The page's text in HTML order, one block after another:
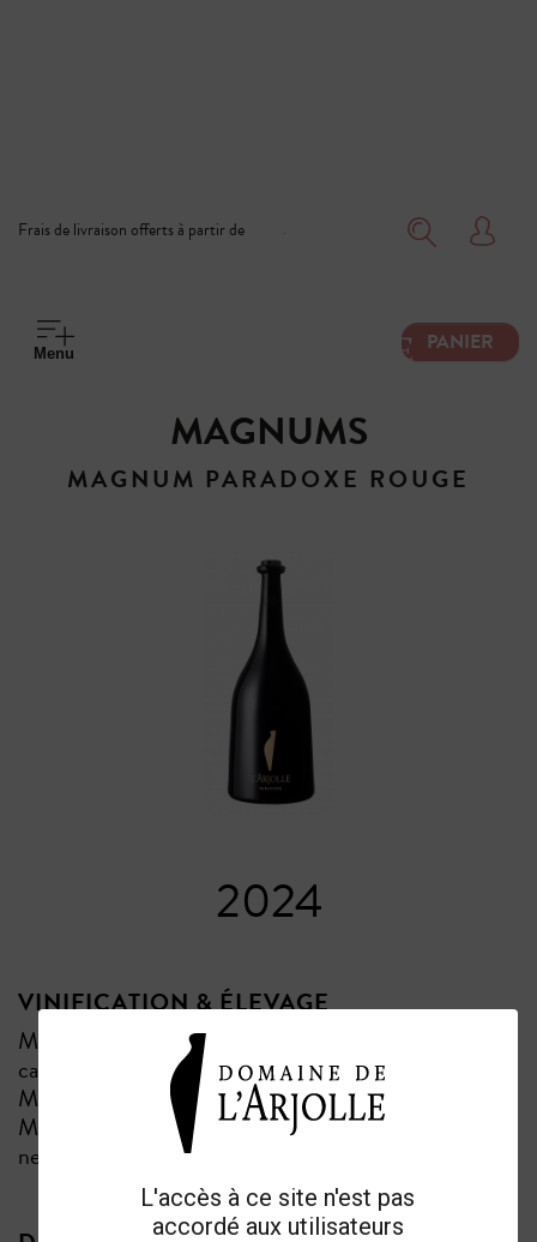
L'accès à ce site n'est pas
accordé aux utilisateurs
Frais de livraison offerts à partir de 150€
Menu PANIER
MAGNUMS
MAGNUM PARADOXE ROUGE
2024
VINIFICATION & ÉLEVAGE
Macération pré-fermentaire à froid, puis macération
carbonique pour la Syrah en haute densité.
Macération sous marc de 15 jours pour le Grenache,
Merlot et Cabernet. Elevage de 12 mois en barriques
neuves.